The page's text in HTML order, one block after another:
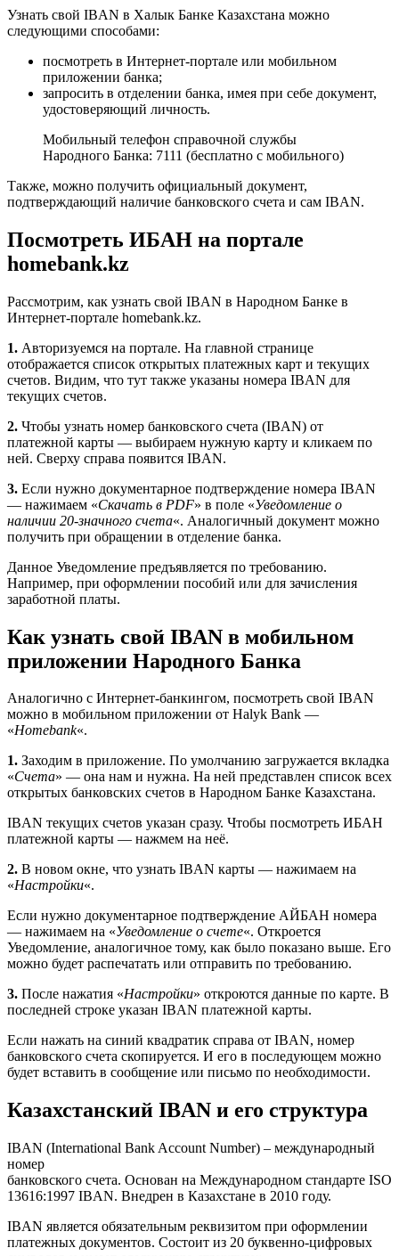
Узнать свой IBAN в Халык Банке Казахстана можно
следующими способами:
посмотреть в Интернет-портале или мобильном
приложении банка;
запросить в отделении банка, имея при себе документ,
удостоверяющий личность.
Мобильный телефон справочной службы
Народного Банка: 7111 (бесплатно с мобильного)
Также, можно получить официальный документ,
подтверждающий наличие банковского счета и сам IBAN.
Посмотреть ИБАН на портале
homebank.kz
Рассмотрим, как узнать свой IBAN в Народном Банке в
Интернет-портале homebank.kz.
1. Авторизуемся на портале. На главной странице
отображается список открытых платежных карт и текущих
счетов. Видим, что тут также указаны номера IBAN для
текущих счетов.
2. Чтобы узнать номер банковского счета (IBAN) от
платежной карты — выбираем нужную карту и кликаем по
ней. Сверху справа появится IBAN.
3. Если нужно документарное подтверждение номера IBAN
— нажимаем «Скачать в PDF» в поле «Уведомление о
наличии 20-значного счета«. Аналогичный документ можно
получить при обращении в отделение банка.
Данное Уведомление предъявляется по требованию.
Например, при оформлении пособий или для зачисления
заработной платы.
Как узнать свой IBAN в мобильном
приложении Народного Банка
Аналогично с Интернет-банкингом, посмотреть свой IBAN
можно в мобильном приложении от Halyk Bank —
«Homebank«.
1. Заходим в приложение. По умолчанию загружается вкладка
«Счета» — она нам и нужна. На ней представлен список всех
открытых банковских счетов в Народном Банке Казахстана.
IBAN текущих счетов указан сразу. Чтобы посмотреть ИБАН
платежной карты — нажмем на неё.
2. В новом окне, что узнать IBAN карты — нажимаем на
«Настройки«.
Если нужно документарное подтверждение АЙБАН номера
— нажимаем на «Уведомление о счете«. Откроется
Уведомление, аналогичное тому, как было показано выше. Его
можно будет распечатать или отправить по требованию.
3. После нажатия «Настройки» откроются данные по карте. В
последней строке указан IBAN платежной карты.
Если нажать на синий квадратик справа от IBAN, номер
банковского счета скопируется. И его в последующем можно
будет вставить в сообщение или письмо по необходимости.
Казахстанский IBAN и его структура
IBAN (International Bank Account Number) – международный
номер
банковского счета. Основан на Международном стандарте ISO
13616:1997 IBAN. Внедрен в Казахстане в 2010 году.
IBAN является обязательным реквизитом при оформлении
платежных документов. Состоит из 20 буквенно-цифровых